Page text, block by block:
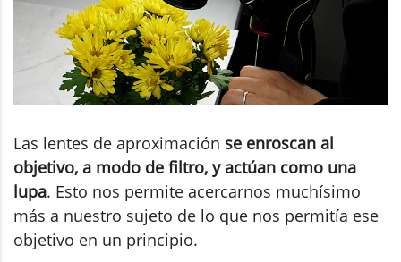
Las lentes de aproximación se enroscan al
objetivo, a modo de filtro, y actúan como una
lupa. Esto nos permite acercarnos muchísimo
más a nuestro sujeto de lo que nos permitía ese
objetivo en un principio.